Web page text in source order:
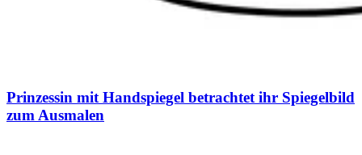
Prinzessin mit Handspiegel betrachtet ihr Spiegelbild
zum Ausmalen